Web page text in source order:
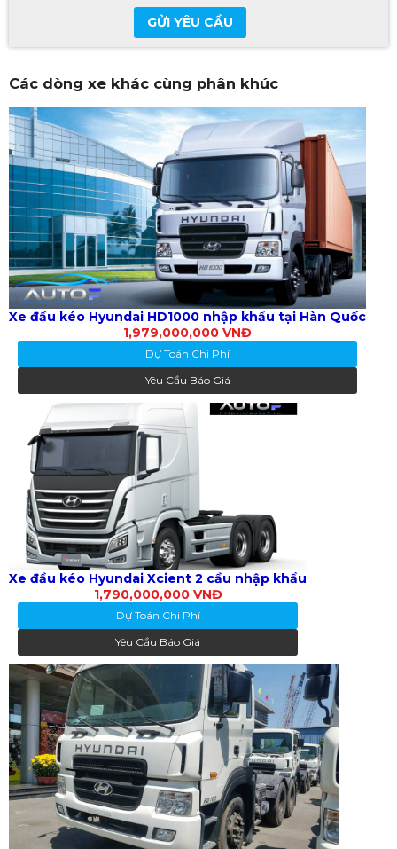
GỬI YÊU CẦU
Các dòng xe khác cùng phân khúc
Xe đầu kéo Hyundai HD1000 nhập khẩu tại Hàn Quốc
1,979,000,000 VNĐ
Dự Toán Chi Phí
Yêu Cầu Báo Giá
Xe đầu kéo Hyundai Xcient 2 cầu nhập khẩu
1,790,000,000 VNĐ
Dự Toán Chi Phí
Yêu Cầu Báo Giá